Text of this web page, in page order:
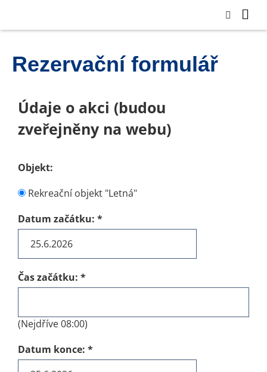
Rezervační formulář
Údaje o akci (budou
zveřejněny na webu)
Objekt:
Rekreační objekt "Letná"
Datum začátku: *
Čas začátku: *
(Nejdříve 08:00)
Datum konce: *